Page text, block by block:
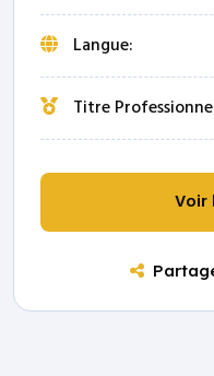
Langue:
Titre
Voir